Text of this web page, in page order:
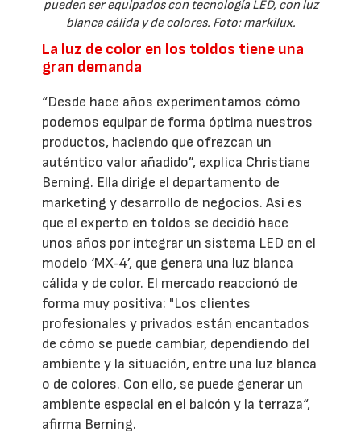
pueden ser equipados con tecnología LED, con luz
blanca cálida y de colores. Foto: markilux.
La luz de color en los toldos tiene una
gran demanda
“Desde hace años experimentamos cómo
podemos equipar de forma óptima nuestros
productos, haciendo que ofrezcan un
auténtico valor añadido”, explica Christiane
Berning. Ella dirige el departamento de
marketing y desarrollo de negocios. Así es
que el experto en toldos se decidió hace
unos años por integrar un sistema LED en el
modelo ‘MX-4’, que genera una luz blanca
cálida y de color. El mercado reaccionó de
forma muy positiva: "Los clientes
profesionales y privados están encantados
de cómo se puede cambiar, dependiendo del
ambiente y la situación, entre una luz blanca
o de colores. Con ello, se puede generar un
ambiente especial en el balcón y la terraza“,
afirma Berning.